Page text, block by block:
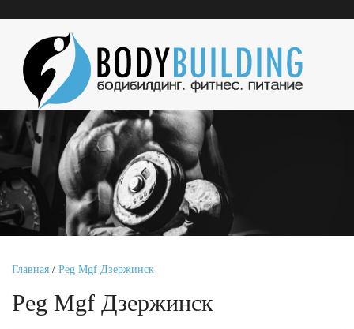
Главная / Peg Mgf Дзержинск
Peg Mgf Дзержинск